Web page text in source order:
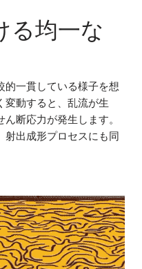
る均一な
的一貫している様子を想
変動すると、乱流が生
断応力が発生します。
射出成形プロセスにも同